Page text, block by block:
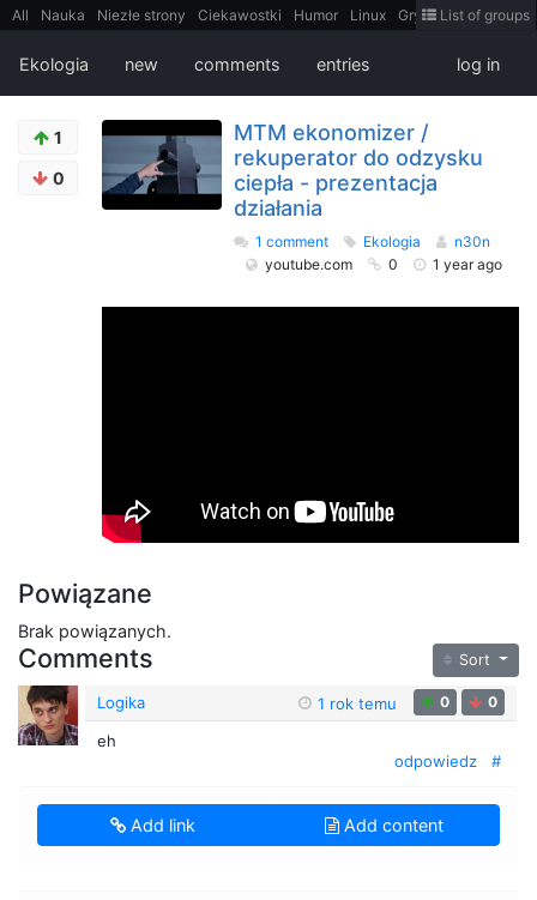
All Nauka Niezłe strony Ciekawostki Humor Linux Gry
Teh
Bezpieczeństwo
Książki Sugestie FotoHistoria
Truelolcontent
Matematyka
FilmyDokumentalne
gify
Cytaty Mapy Film Android itt Tradycyjne gry
List of groups
Ekologia new comments entries log in
1
0
MTM ekonomizer /
rekuperator do odzysku
ciepła - prezentacja
działania
1 comment Ekologia
n30n
youtube.com
0 1 year ago
Powiązane
Brak powiązanych.
Comments Sort
Logika 1 rok temu 0 0
eh
odpowiedz
#
Add link Add content